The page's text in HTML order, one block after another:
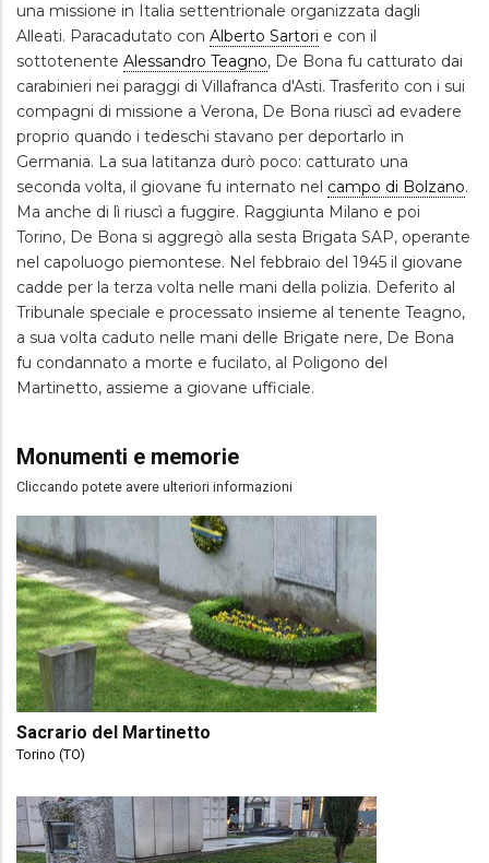
una missione in Italia settentrionale organizzata dagli
Alleati. Paracadutato con Alberto Sartori e con il
sottotenente Alessandro Teagno, De Bona fu catturato dai
carabinieri nei paraggi di Villafranca d'Asti. Trasferito con i sui
compagni di missione a Verona, De Bona riuscì ad evadere
proprio quando i tedeschi stavano per deportarlo in
Germania. La sua latitanza durò poco: catturato una
seconda volta, il giovane fu internato nel campo di Bolzano.
Ma anche di lì riuscì a fuggire. Raggiunta Milano e poi
Torino, De Bona si aggregò alla sesta Brigata SAP, operante
nel capoluogo piemontese. Nel febbraio del 1945 il giovane
cadde per la terza volta nelle mani della polizia. Deferito al
Tribunale speciale e processato insieme al tenente Teagno,
a sua volta caduto nelle mani delle Brigate nere, De Bona
fu condannato a morte e fucilato, al Poligono del
Martinetto, assieme a giovane ufficiale.
Monumenti e memorie
Cliccando potete avere ulteriori informazioni
Sacrario del Martinetto
Torino (TO)